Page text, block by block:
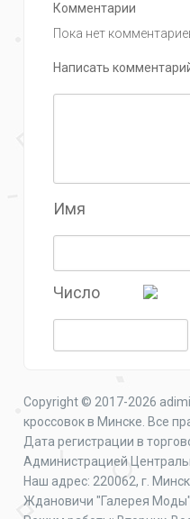
Комментарии
Пока нет
Написать
Имя
Число
Copyright © 2017-2026
кроссовок в Минске. Все
Дата регистрации в
Администрацией
Наш адрес: 220062, г.
Ждановичи "Галерея